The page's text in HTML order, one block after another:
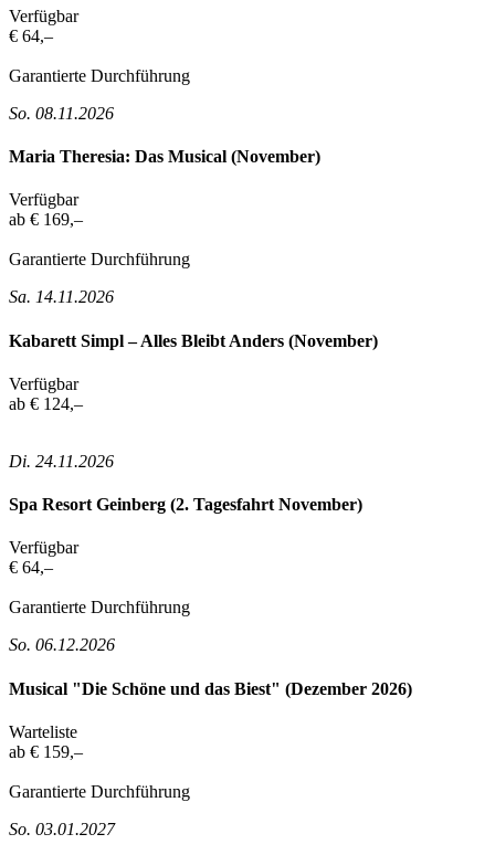
Verfügbar
€ 64,–
Garantierte Durchführung
So. 08.11.2026
Maria Theresia: Das Musical (November)
Verfügbar
ab € 169,–
Garantierte Durchführung
Sa. 14.11.2026
Kabarett Simpl – Alles Bleibt Anders (November)
Verfügbar
ab € 124,–
Di. 24.11.2026
Spa Resort Geinberg (2. Tagesfahrt November)
Verfügbar
€ 64,–
Garantierte Durchführung
So. 06.12.2026
Musical "Die Schöne und das Biest" (Dezember 2026)
Warteliste
ab € 159,–
Garantierte Durchführung
So. 03.01.2027